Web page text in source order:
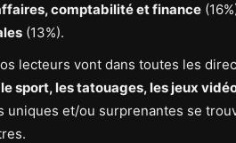
comptabilité et finance
(13%).
lecteurs vont dans toutes les
sport, les tatouages, les jeux
uniques et/ou surprenantes se